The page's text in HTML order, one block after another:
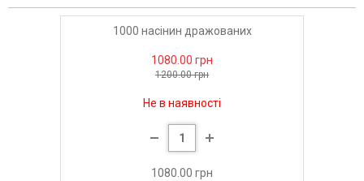
1000 насінин дражованих
1080.00 грн
1200.00 грн
Не в наявності
1080.00 грн